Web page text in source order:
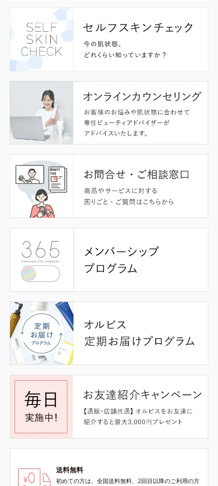
送料無料
初めての方は、全国送料無料、2回目以降のご利用の方